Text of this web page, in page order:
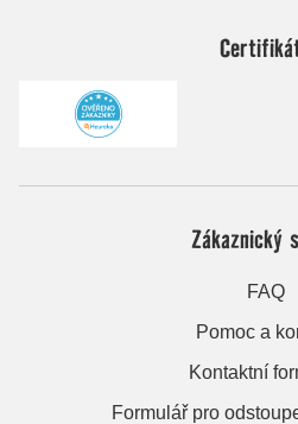
Zákaznický
FAQ
Pomoc a
Kontaktní
Formulář pro